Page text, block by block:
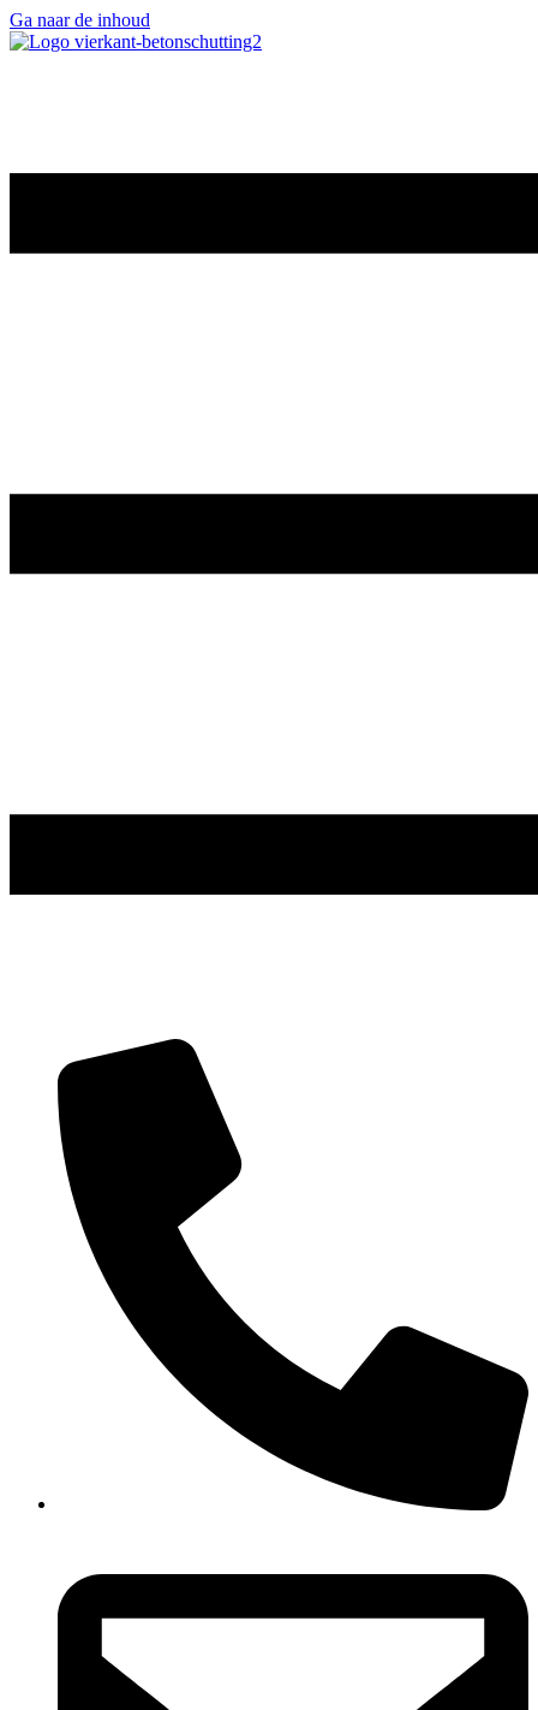
Ga naar de inhoud